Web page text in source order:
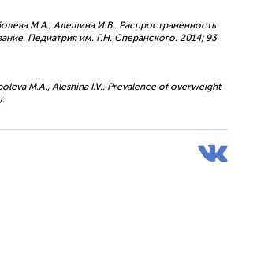
М.А., Алешина И.В.. Распространенность
Педиатрия им. Г.Н. Сперанского. 2014; 93
M.A., Aleshina I.V.. Prevalence of overweight